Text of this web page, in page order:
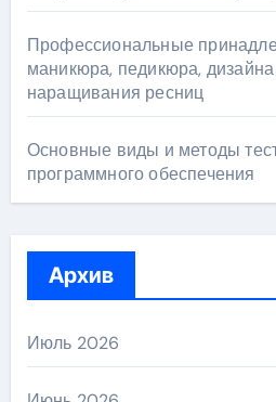
Профессиональные
маникюра, педикюра,
наращивания ресниц
Основные виды и методы
программного обеспечения
Архив
Июль 2026